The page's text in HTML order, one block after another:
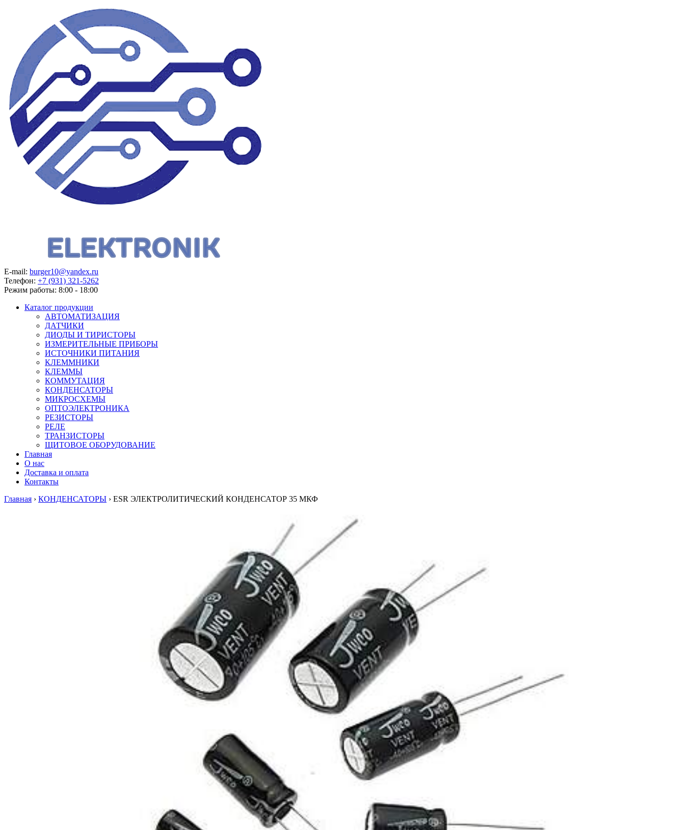
E-mail: burger10@yandex.ru
Телефон: +7 (931) 321-5262
Режим работы: 8:00 - 18:00
Каталог продукции
АВТОМАТИЗАЦИЯ
ДАТЧИКИ
ДИОДЫ И ТИРИСТОРЫ
ИЗМЕРИТЕЛЬНЫЕ ПРИБОРЫ
ИСТОЧНИКИ ПИТАНИЯ
КЛЕММНИКИ
КЛЕММЫ
КОММУТАЦИЯ
КОНДЕНСАТОРЫ
МИКРОСХЕМЫ
ОПТОЭЛЕКТРОНИКА
РЕЗИСТОРЫ
РЕЛЕ
ТРАНЗИСТОРЫ
ЩИТОВОЕ ОБОРУДОВАНИЕ
Главная
О нас
Доставка и оплата
Контакты
Главная › КОНДЕНСАТОРЫ › ESR ЭЛЕКТРОЛИТИЧЕСКИЙ КОНДЕНСАТОР 35 МКФ